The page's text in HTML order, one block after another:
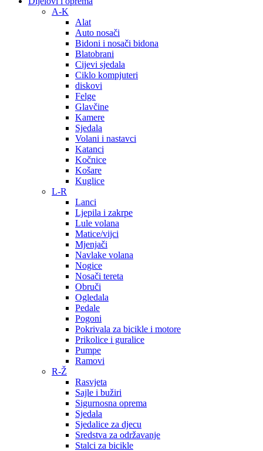
A-K
Alat
Auto nosači
Bidoni i nosači bidona
Blatobrani
Cijevi sjedala
Ciklo kompjuteri
diskovi
Felge
Glavčine
Kamere
Sjedala
Volani i nastavci
Katanci
Kočnice
Košare
Kuglice
L-R
Lanci
Ljepila i zakrpe
Lule volana
Matice/vijci
Mjenjači
Navlake volana
Nogice
Nosači tereta
Obruči
Ogledala
Pedale
Pogoni
Pokrivala za bicikle i motore
Prikolice i guralice
Pumpe
Ramovi
R-Ž
Rasvjeta
Sajle i bužiri
Sigurnosna oprema
Sjedala
Sjedalice za djecu
Sredstva za održavanje
Stalci za bicikle